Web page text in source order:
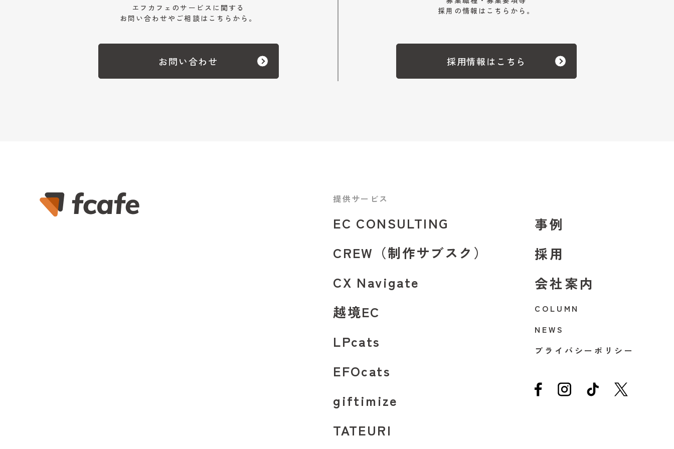
エフカフェのサービスに関する
お問い合わせやご相談はこちらから。
お問い合わせ
採用の情報はこちらから。
採用情報はこちら
提供サービス
EC CONSULTING
CREW （制作サブスク）
CX Navigate
越境EC
LPcats
EFOcats
giftimize
TATEURI
事例
採用
会社案内
COLUMN
NEWS
プライバシーポリシー